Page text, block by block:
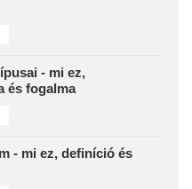
- mi ez,
és fogalma
- mi ez, definíció és